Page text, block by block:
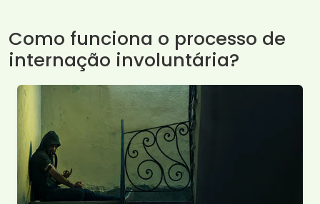
Como funciona o processo de
internação involuntária?